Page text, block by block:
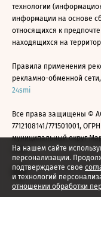
На нашем сайте
персонализации.
подтверждаете свое
и технологий
отношении обработки
технологии
информации на основе
относящихся к
находящихся на
Правила применения
рекламно-обменной
24smi
Все права защищены ©
7712108141/771501001,
муниципальный округ
2026